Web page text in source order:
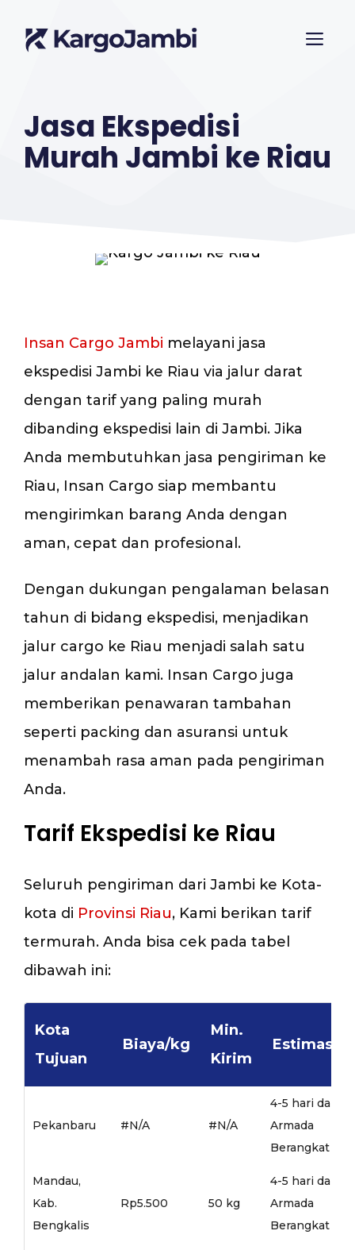
Jasa Ekspedisi
Murah Jambi ke Riau
Insan Cargo Jambi melayani jasa
ekspedisi Jambi ke Riau via jalur darat
dengan tarif yang paling murah
dibanding ekspedisi lain di Jambi. Jika
Anda membutuhkan jasa pengiriman ke
Riau, Insan Cargo siap membantu
mengirimkan barang Anda dengan
aman, cepat dan profesional.
Dengan dukungan pengalaman belasan
tahun di bidang ekspedisi, menjadikan
jalur cargo ke Riau menjadi salah satu
jalur andalan kami. Insan Cargo juga
memberikan penawaran tambahan
seperti packing dan asuransi untuk
menambah rasa aman pada pengiriman
Anda.
Tarif Ekspedisi ke Riau
Seluruh pengiriman dari Jambi ke Kota-
kota di Provinsi Riau, Kami berikan tarif
termurah. Anda bisa cek pada tabel
dibawah ini:
Kota
Tujuan
Biaya/kg
Min.
Kirim
Estimasi
Pekanbaru #N/A #N/A
4-5 hari dari
Armada
Berangkat
Mandau,
Kab.
Bengkalis
Rp5.500 50 kg
4-5 hari dari
Armada
Berangkat